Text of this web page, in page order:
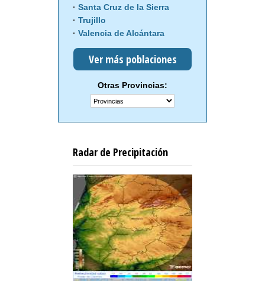
Santa Cruz de la Sierra
Trujillo
Valencia de Alcántara
Ver más poblaciones
Otras Provincias:
Radar de Precipitación